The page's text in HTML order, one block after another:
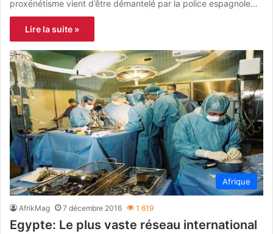
proxénétisme vient d’être démantelé par la police espagnole…
Lire la suite »
Afrique
AfrikMag 7 décembre 2016 1 619
Egypte: Le plus vaste réseau international